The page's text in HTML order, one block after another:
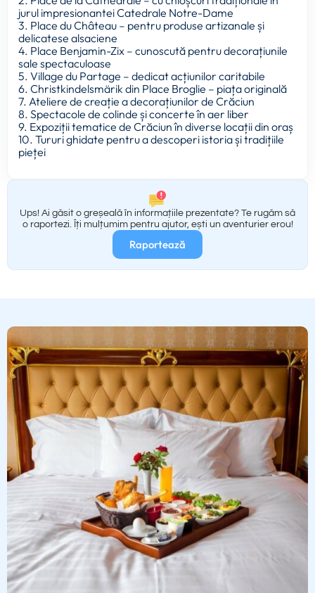
jurul impresionantei Catedrale Notre-Dame
3. Place du Château – pentru produse artizanale și
delicatese alsaciene
4. Place Benjamin-Zix – cunoscută pentru decorațiunile
sale spectaculoase
5. Village du Partage – dedicat acțiunilor caritabile
6. Christkindelsmärik din Place Broglie – piața originală
7. Ateliere de creație a decorațiunilor de Crăciun
8. Spectacole de colinde și concerte în aer liber
9. Expoziții tematice de Crăciun în diverse locații din oraș
10. Tururi ghidate pentru a descoperi istoria și tradițiile
pieței
Ups! Ai găsit o greșeală în informațiile prezentate? Te rugăm să
o raportezi. Îți mulțumim pentru ajutor, ești un aventurier erou!
Raportează